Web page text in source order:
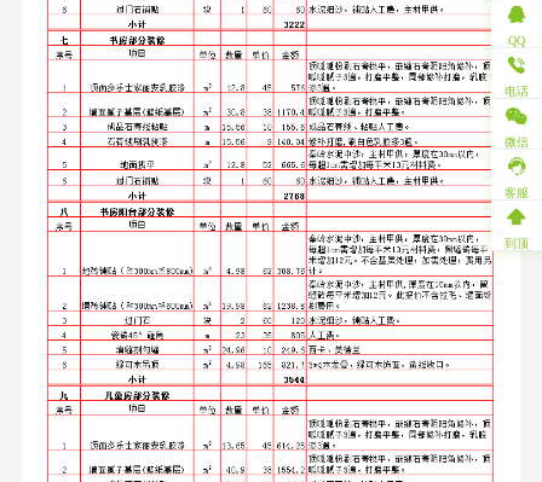
QQ
电话
微信
客服
到顶